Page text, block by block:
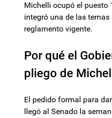
Michelli ocupó el puesto
integró una de las ternas
reglamento vigente.
Por qué el
pliego de
El pedido formal para
llegó al Senado la